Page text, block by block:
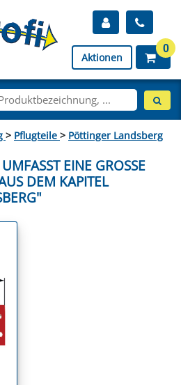
Aktionen
0
> Pflugteile > Pöttinger Landsberg
EINE GROSSE M
DEM KAPITEL "